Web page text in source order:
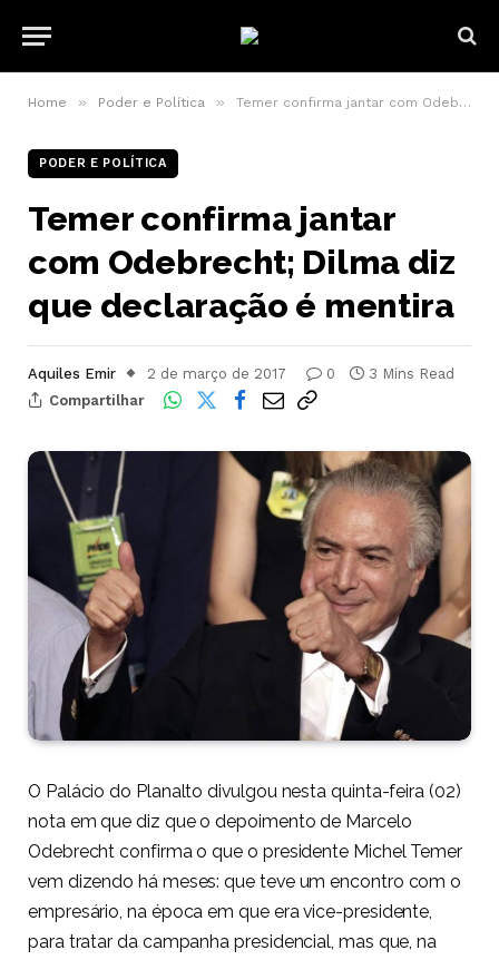
Home » Poder e Política » Temer confirma jantar com Odebrecht; Dilma diz que declaração é mentira
PODER E POLÍTICA
Temer confirma jantar
com Odebrecht; Dilma diz
que declaração é mentira
Aquiles Emir 2 de março de 2017 0
3 Mins Read
Compartilhar
O Palácio do Planalto divulgou nesta quinta-feira (02)
nota em que diz que o depoimento de Marcelo
Odebrecht confirma o que o presidente Michel Temer
vem dizendo há meses: que teve um encontro com o
empresário, na época em que era vice-presidente,
para tratar da campanha presidencial, mas que, na